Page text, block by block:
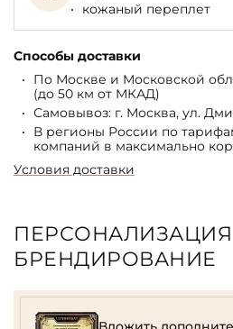
кожаный переплет
Способы доставки
По Москве и Московской
(до 50 км от МКАД)
Самовывоз: г. Москва, ул.
В регионы России по
компаний в максимально
Условия доставки
БРЕНДИРОВАНИЕ